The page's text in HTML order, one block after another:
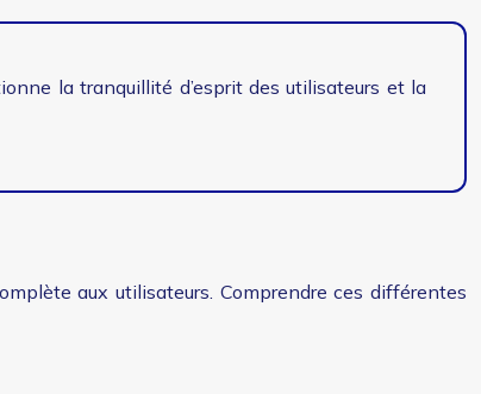
la tranquillité d’esprit des utilisateurs et la
aux utilisateurs. Comprendre ces différentes